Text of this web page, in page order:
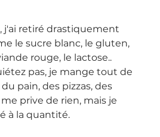
j'ai retiré drastiquement
le sucre blanc, le gluten,
rouge, le lactose..
pas, je mange tout de
pain, des pizzas, des
prive de rien, mais je
à la quantité.